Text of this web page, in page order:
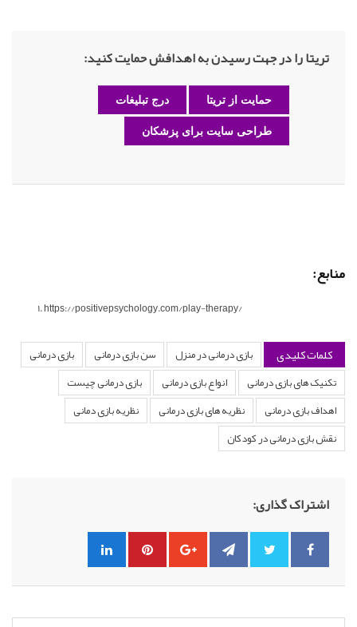
تریتا را در جهت رسیدن به اهدافش حمایت کنید:
حمایت از تریتا درج تبلیغات
طراحی سایت برای پزشکان
منابع:
https://positivepsychology.com/play-therapy/
کلمات کلیدی بازی درمانی در منزل سن بازی درمانی
بازی درمانی
تکنیک های بازی درمانی
انواع بازی درمانی
بازی درمانی چیست
اهداف بازی درمانی
نظریه های بازی درمانی
نظریه بازی دمانی
نقش بازی درمانی در کودکان
اشتراک گذاری: